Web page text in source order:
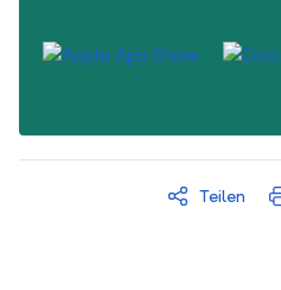
Teilen